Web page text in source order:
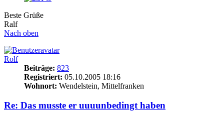
Beste Grüße
Ralf
Nach oben
Rolf
Beiträge: 823
Registriert: 05.10.2005 18:16
Wohnort: Wendelstein, Mittelfranken
Re: Das musste er uuuunbedingt haben